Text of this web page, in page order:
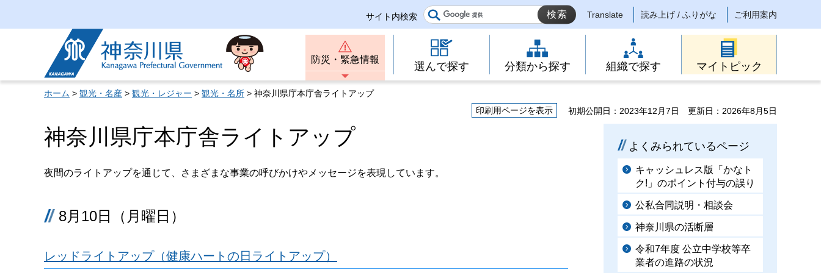
サイト内検索 Translate 読み上げ / ふりがな ご利用案内
神奈川県
防災・緊急情報
選んで探す 分類から探す 組織で探す マイトピック
ホーム > 観光・名産 > 観光・レジャー > 観光・名所 > 神奈川県庁本庁舎ライトアップ
印刷用ページを表示
初期公開日：2023年12月7日 更新日：2026年8月5日
神奈川県庁本庁舎ライトアップ
夜間のライトアップを通じて、さまざまな事業の呼びかけやメッセージを表現しています。
8月10日（月曜日）
レッドライトアップ（健康ハートの日ライトアップ）
よくみられているページ
キャッシュレス版「かなト
ク!」のポイント付与の誤り
公私合同説明・相談会
神奈川県の活断層
令和7年度 公立中学校等卒
業者の進路の状況